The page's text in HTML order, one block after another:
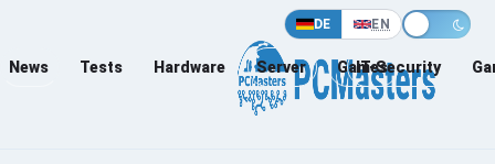
DE EN
News Tests Hardware Server Games
IT-Security